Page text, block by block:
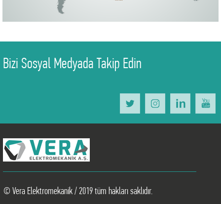
Bizi Sosyal Medyada Takip Edin
© Vera Elektromekanik / 2019 tüm hakları saklıdır.